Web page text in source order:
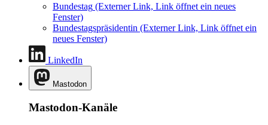
Bundestag (Externer Link, Link öffnet ein neues
Fenster)
Bundestagspräsidentin (Externer Link, Link öffnet ein
neues Fenster)
LinkedIn
Mastodon
Mastodon-Kanäle